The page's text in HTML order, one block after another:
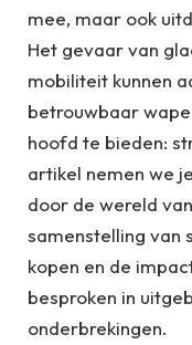
mee, maar ook
Het gevaar van
mobiliteit kunnen
betrouwbaar
hoofd te bieden:
artikel nemen we
door de wereld
samenstelling van
kopen en de
besproken in
onderbrekingen.